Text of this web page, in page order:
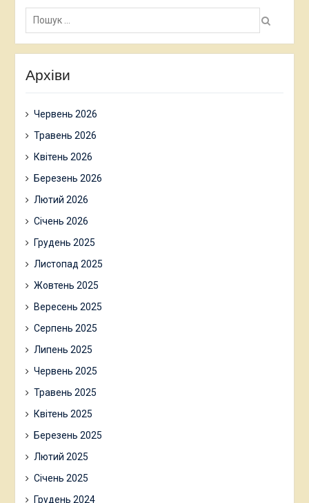
76018, Україна.
E-mail:kstuparyka@pnu.edu.ua
Facebook
Пошук:
Архіви
Червень 2026
Травень 2026
Квітень 2026
Березень 2026
Лютий 2026
Січень 2026
Грудень 2025
Листопад 2025
Жовтень 2025
Вересень 2025
Серпень 2025
Липень 2025
Червень 2025